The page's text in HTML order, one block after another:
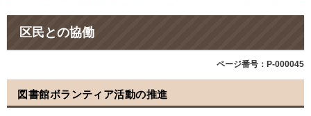
区民との協働
ページ番号：P-000045
図書館ボランティア活動の推進